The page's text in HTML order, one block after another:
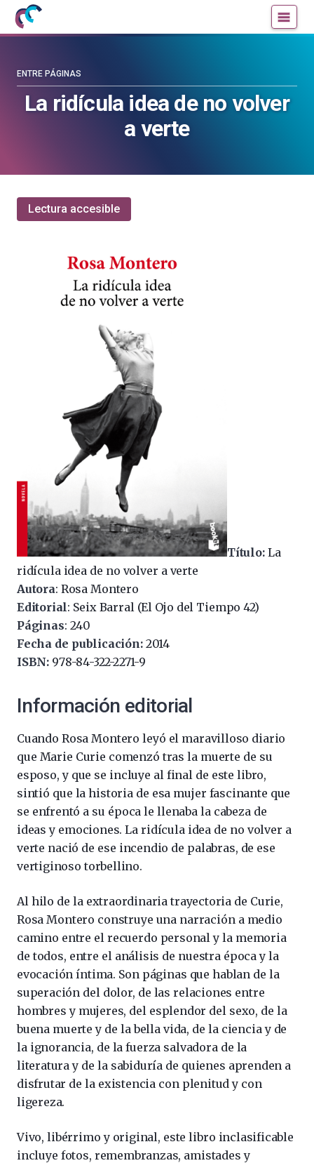
Mujeres
con
la
blog
la
La ridícula idea de no volver
a verte
ENTRE PÁGINAS
Lectura accesible
Título:La
ridícula idea de no volver a verte
Autora: Rosa Montero
Editorial: Seix Barral (El Ojo del Tiempo 42)
Páginas: 240
Fecha de publicación:2014
ISBN: 978-84-322-2271-9
Información editorial
Cuando Rosa Montero leyó el maravilloso diario
que Marie Curie comenzó tras la muerte de su
esposo, y que se incluye al final de este libro,
sintió que la historia de esa mujer fascinante que
se enfrentó a su época le llenaba la cabeza de
ideas y emociones. La ridícula idea de no volver a
verte nació de ese incendio de palabras, de ese
vertiginoso torbellino.
Al hilo de la extraordinaria trayectoria de Curie,
Rosa Montero construye una narración a medio
camino entre el recuerdo personal y la memoria
de todos, entre el análisis de nuestra época y la
evocación íntima. Son páginas que hablan de la
superación del dolor, de las relaciones entre
hombres y mujeres, del esplendor del sexo, de la
buena muerte y de la bella vida, de la ciencia y de
la ignorancia, de la fuerza salvadora de la
literatura y de la sabiduría de quienes aprenden a
disfrutar de la existencia con plenitud y con
ligereza.
Vivo, libérrimo y original, este libro inclasificable
incluye fotos, remembranzas, amistades y